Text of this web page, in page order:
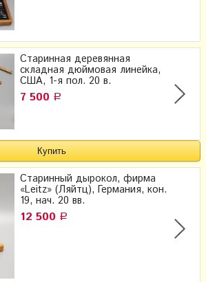
Старинная деревянная
складная дюймовая линейка,
США, 1-я пол. 20 в.
7 500 Р
Старинный дырокол, фирма
«Leitz» (Ляйтц), Германия, кон.
19, нач. 20 вв.
12 500 Р